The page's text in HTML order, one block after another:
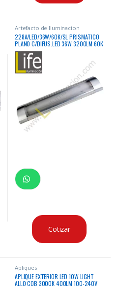
Artefacto de Iluminacion
228A/LED/36W/60K/SL PRISMATICO
PLANO C/DIFUS.LED 36W 3200LM 60K
SILVER
Cotizar
Apliques
APLIQUE EXTERIOR LED 10W LIGHT
ALLO COB 3000K 400LM 100-240V